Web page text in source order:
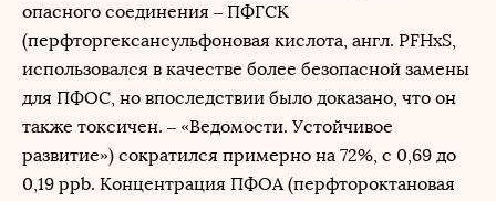
опасного соединения – ПФГСК
(перфторгексансульфоновая кислота, англ. PFHxS,
использовался в качестве более безопасной замены
для ПФОС, но впоследствии было доказано, что он
также токсичен. – «Ведомости. Устойчивое
развитие») сократился примерно на 72%, с 0,69 до
0,19 ppb. Концентрация ПФОА (перфтороктановая